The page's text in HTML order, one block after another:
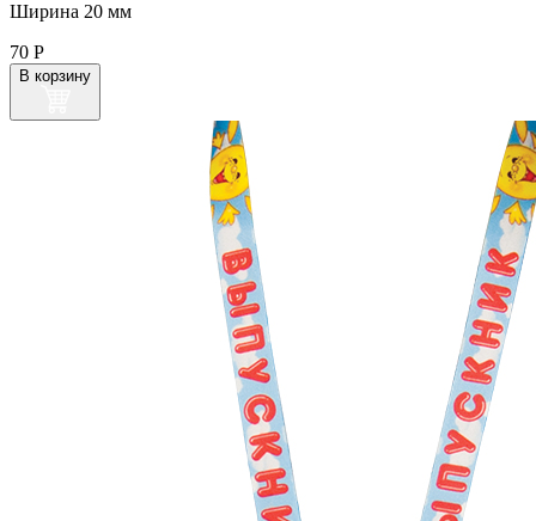
Ширина 20 мм
70 Р
В корзину